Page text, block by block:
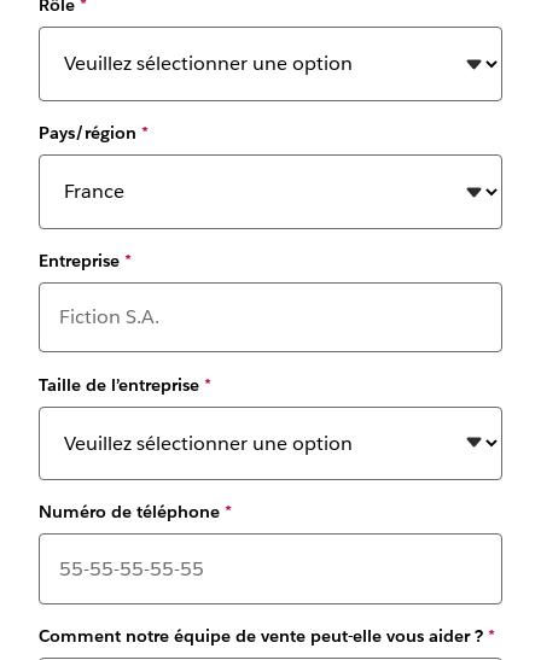
Rôle *
Pays/région *
Entreprise *
Taille de l’entreprise *
Numéro de téléphone *
Comment notre équipe de vente peut-elle vous aider ? *